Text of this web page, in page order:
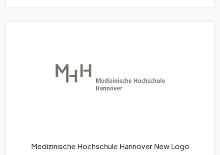
Medizinische Hochschule Hannover New Logo